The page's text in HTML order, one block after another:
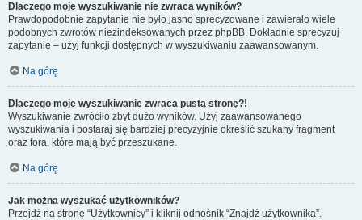
Dlaczego moje wyszukiwanie nie zwraca wyników?
Prawdopodobnie zapytanie nie było jasno sprecyzowane i zawierało wiele
podobnych zwrotów niezindeksowanych przez phpBB. Dokładnie sprecyzuj
zapytanie – użyj funkcji dostępnych w wyszukiwaniu zaawansowanym.
Na górę
Dlaczego moje wyszukiwanie zwraca pustą stronę?!
Wyszukiwanie zwróciło zbyt dużo wyników. Użyj zaawansowanego
wyszukiwania i postaraj się bardziej precyzyjnie określić szukany fragment
oraz fora, które mają być przeszukane.
Na górę
Jak można wyszukać użytkowników?
Przejdź na stronę “Użytkownicy” i kliknij odnośnik “Znajdź użytkownika”.